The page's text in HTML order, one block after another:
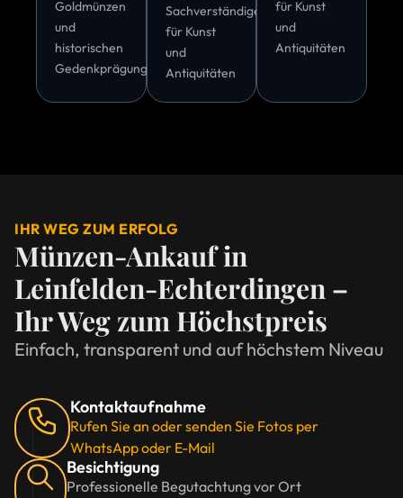
Goldmünzen
und
historischen
Gedenkprägungen
Sachverständige
für Kunst
und
Antiquitäten
für Kunst
und
Antiquitäten
IHR WEG ZUM ERFOLG
Münzen-Ankauf in
Leinfelden-Echterdingen –
Ihr Weg zum Höchstpreis
Einfach, transparent und auf höchstem Niveau
Kontaktaufnahme
Rufen Sie an oder senden Sie Fotos per
WhatsApp oder E-Mail
Besichtigung
Professionelle Begutachtung vor Ort